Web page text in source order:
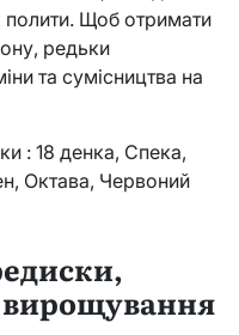
полити. Щоб отримати
редьки
та сумісництва на
: 18 денка, Спека,
Октава, Червоний
вирощування